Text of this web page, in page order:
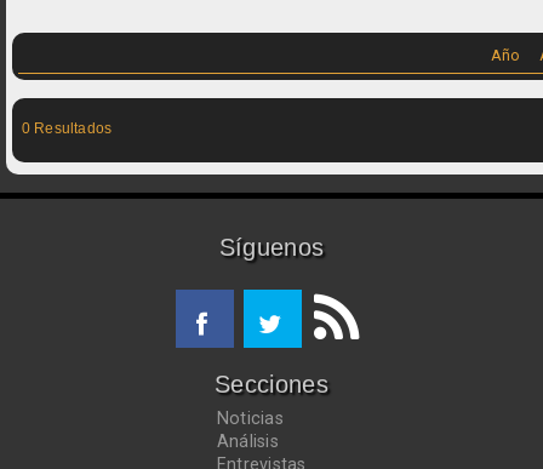
Año
0 Resultados
Síguenos
Secciones
Noticias
Análisis
Entrevistas